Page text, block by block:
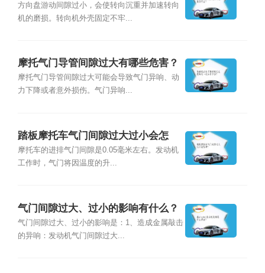
方向盘游动间隙过小，会使转向沉重并加速转向
机的磨损。转向机外壳固定不牢...
摩托气门导管间隙过大有哪些危害？
摩托气门导管间隙过大可能会导致气门异响、动
力下降或者意外损伤。气门异响...
踏板摩托车气门间隙过大过小会怎
样？
摩托车的进排气门间隙是0.05毫米左右。发动机
工作时，气门将因温度的升...
气门间隙过大、过小的影响有什么？
气门间隙过大、过小的影响是：1、造成金属敲击
的异响：发动机气门间隙过大...